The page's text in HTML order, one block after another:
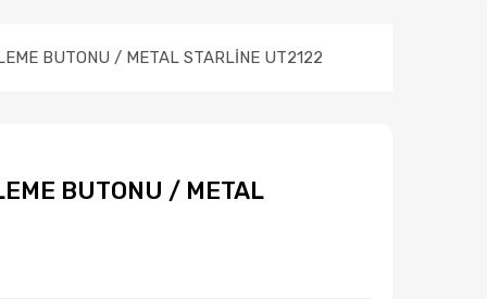
BUTONU / METAL STARLİNE UT2122
BUTONU / METAL